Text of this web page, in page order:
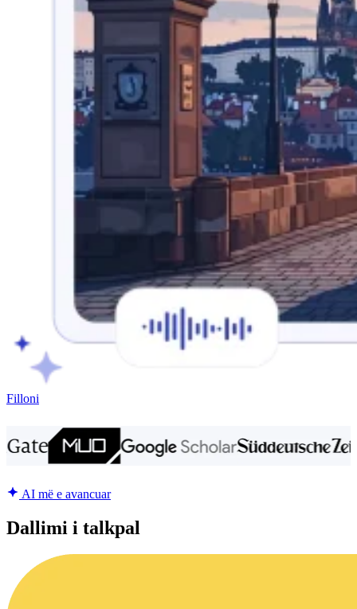
Filloni
AI më e avancuar
Dallimi i talkpal